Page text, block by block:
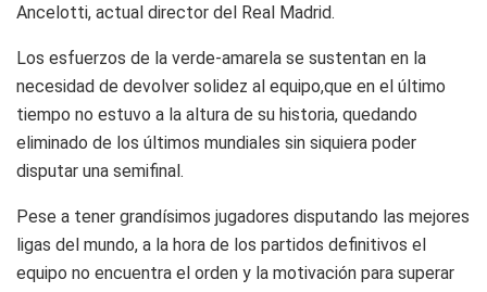
Ancelotti, actual director del Real Madrid.
Los esfuerzos de la verde-amarela se sustentan en la
necesidad de devolver solidez al equipo,que en el último
tiempo no estuvo a la altura de su historia, quedando
eliminado de los últimos mundiales sin siquiera poder
disputar una semifinal.
Pese a tener grandísimos jugadores disputando las mejores
ligas del mundo, a la hora de los partidos definitivos el
equipo no encuentra el orden y la motivación para superar